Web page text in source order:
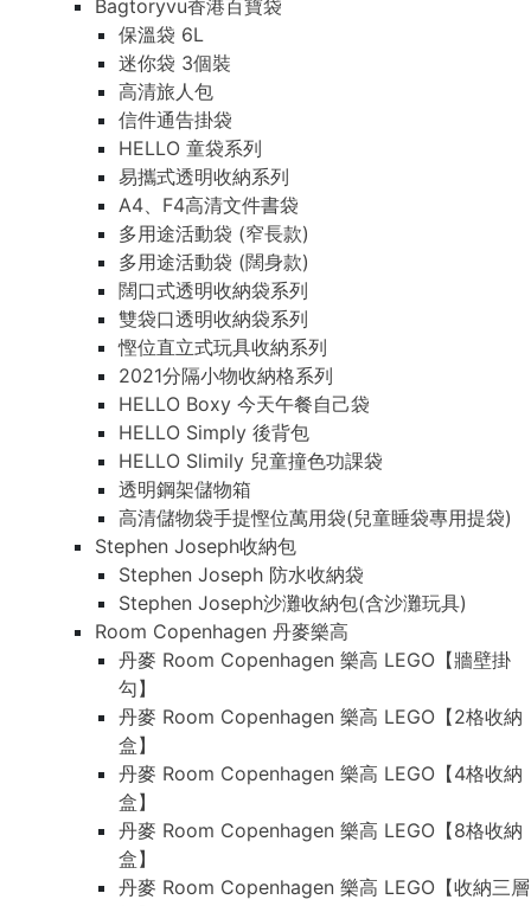
Bagtoryvu香港百寶袋
保溫袋 6L
迷你袋 3個裝
高清旅人包
信件通告掛袋
HELLO 童袋系列
易攜式透明收納系列
A4、F4高清文件書袋
多用途活動袋 (窄長款)
多用途活動袋 (闊身款)
闊口式透明收納袋系列
雙袋口透明收納袋系列
慳位直立式玩具收納系列
2021分隔小物收納格系列
HELLO Boxy 今天午餐自己袋
HELLO Simply 後背包
HELLO Slimily 兒童撞色功課袋
透明鋼架儲物箱
高清儲物袋手提慳位萬用袋(兒童睡袋專用提袋)
Stephen Joseph收納包
Stephen Joseph 防水收納袋
Stephen Joseph沙灘收納包(含沙灘玩具)
Room Copenhagen 丹麥樂高
丹麥 Room Copenhagen 樂高 LEGO【牆壁掛
勾】
丹麥 Room Copenhagen 樂高 LEGO【2格收納
盒】
丹麥 Room Copenhagen 樂高 LEGO【4格收納
盒】
丹麥 Room Copenhagen 樂高 LEGO【8格收納
盒】
丹麥 Room Copenhagen 樂高 LEGO【收納三層